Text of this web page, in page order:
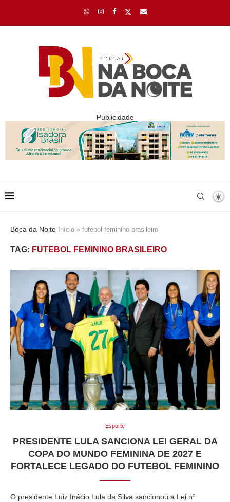
Publicidade
Boca da Noite Início » futebol feminino brasileiro
TAG: FUTEBOL FEMININO BRASILEIRO
Esporte
PRESIDENTE LULA SANCIONA LEI GERAL DA
COPA DO MUNDO FEMININA DE 2027 E
FORTALECE LEGADO DO FUTEBOL FEMININO
O presidente Luiz Inácio Lula da Silva sancionou a Lei nº